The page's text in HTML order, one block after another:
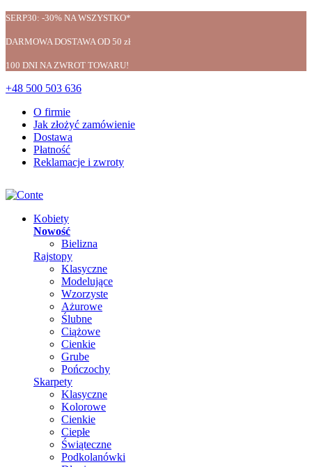
SERP30: -30% NA WSZYSTKO*
DARMOWA DOSTAWA OD 50 zł
100 DNI NA ZWROT TOWARU!
+48 500 503 636
O firmie
Jak złożyć zamówienie
Dostawa
Płatność
Reklamacje i zwroty
Kobiety
Nowość
Bielizna
Rajstopy
Klasyczne
Modelujące
Wzorzyste
Ażurowe
Ślubne
Ciążowe
Cienkie
Grube
Pończochy
Skarpety
Klasyczne
Kolorowe
Cienkie
Ciepłe
Świąteczne
Podkolanówki